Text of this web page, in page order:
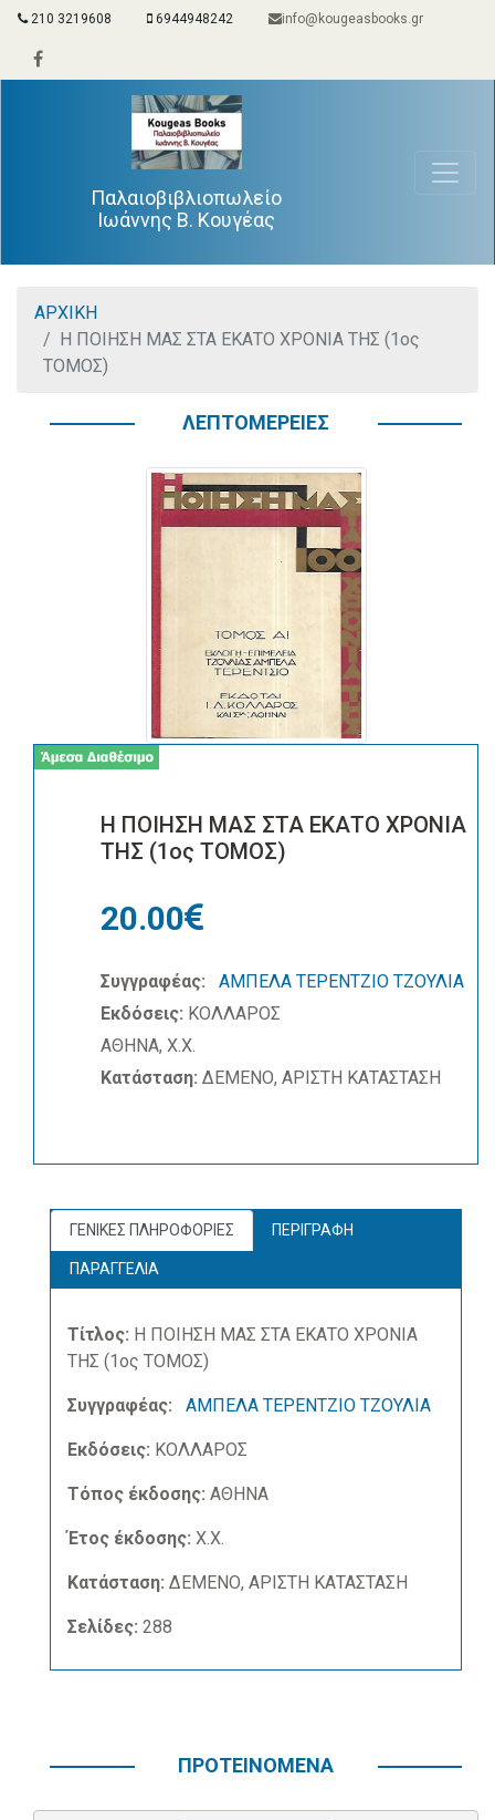
210 3219608 6944948242 info@kougeasbooks.gr
Παλαιοβιβλιοπωλείο
Ιωάννης Β. Κουγέας
ΑΡΧΙΚΗ
Η ΠΟΙΗΣΗ ΜΑΣ ΣΤΑ ΕΚΑΤΟ ΧΡΟΝΙΑ ΤΗΣ (1ος
ΤΟΜΟΣ)
ΛΕΠΤΟΜΕΡΕΙΕΣ
Η ΠΟΙΗΣΗ ΜΑΣ ΣΤΑ ΕΚΑΤΟ ΧΡΟΝΙΑ
ΤΗΣ (1ος ΤΟΜΟΣ)
20.00
Συγγραφέας:
ΑΜΠΕΛΑ ΤΕΡΕΝΤΖΙΟ ΤΖΟΥΛΙΑ
Εκδόσεις: ΚΟΛΛΑΡΟΣ
ΑΘΗΝΑ, Χ.Χ.
Κατάσταση: ΔΕΜΕΝΟ, ΑΡΙΣΤΗ ΚΑΤΑΣΤΑΣΗ
ΓΕΝΙΚΕΣ ΠΛΗΡΟΦΟΡΙΕΣ ΠΕΡΙΓΡΑΦΗ
ΠΑΡΑΓΓΕΛΙΑ
Τίτλος: Η ΠΟΙΗΣΗ ΜΑΣ ΣΤΑ ΕΚΑΤΟ ΧΡΟΝΙΑ
ΤΗΣ (1ος ΤΟΜΟΣ)
Συγγραφέας: ΑΜΠΕΛΑ ΤΕΡΕΝΤΖΙΟ ΤΖΟΥΛΙΑ
Εκδόσεις: ΚΟΛΛΑΡΟΣ
Τόπος έκδοσης: ΑΘΗΝΑ
Έτος έκδοσης: Χ.Χ.
Κατάσταση: ΔΕΜΕΝΟ, ΑΡΙΣΤΗ ΚΑΤΑΣΤΑΣΗ
Σελίδες: 288
ΠΡΟΤΕΙΝΟΜΕΝΑ